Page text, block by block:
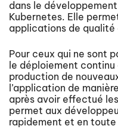
dans le
Kubernetes. Elle
applications de qualité
Pour ceux qui ne sont
le déploiement
production de
l’application de
après avoir effectué
permet aux
rapidement et en